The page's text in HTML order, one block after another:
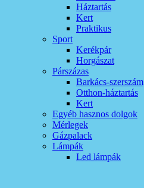
Háztartás
Kert
Praktikus
Sport
Kerékpár
Horgászat
Párszázas
Barkács-szerszám
Otthon-háztartás
Kert
Egyéb hasznos dolgok
Mérlegek
Gázpalack
Lámpák
Led lámpák